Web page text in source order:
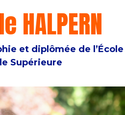
HALPERN
et diplômée de l’École
Supérieure